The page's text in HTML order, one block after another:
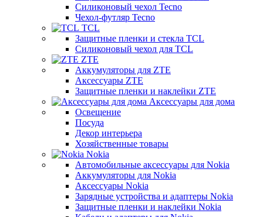
Силиконовый чехол Tecno
Чехол-футляр Tecno
TCL
Защитные пленки и стекла TCL
Силиконовый чехол для TCL
ZTE
Аккумуляторы для ZTE
Аксессуары ZTE
Защитные пленки и наклейки ZTE
Аксессуары для дома
Освещение
Посуда
Декор интерьера
Хозяйственные товары
Nokia
Автомобильные аксессуары для Nokia
Аккумуляторы для Nokia
Аксессуары Nokia
Зарядные устройства и адаптеры Nokia
Защитные пленки и наклейки Nokia